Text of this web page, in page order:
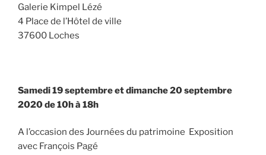
Galerie Kimpel Lézé
4 Place de l’Hôtel de ville
37600 Loches
Samedi 19 septembre et dimanche 20 septembre
2020 de 10h à 18h
A l’occasion des Journées du patrimoine Exposition
avec François Pagé